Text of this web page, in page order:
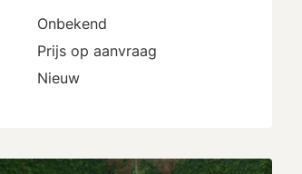
Onbekend
Prijs op aanvraag
Nieuw